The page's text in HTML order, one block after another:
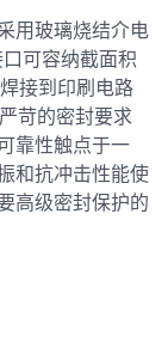
用玻璃烧结介电
可容纳截面积
接到印刷电路
苛的密封要求
靠性触点于一
和抗冲击性能使
高级密封保护的